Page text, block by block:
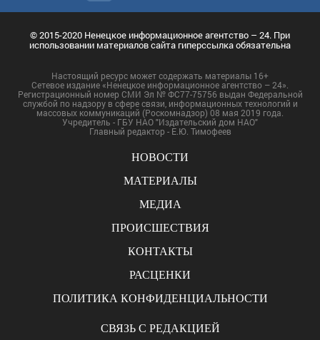
© 2015-2020 Ненецкое информационное агентство – 24. При
использовании материалов сайта гиперссылка обязательна
Настоящий ресурс может содержать материалы 16+
Сетевое издание «Ненецкое информационное агентство – 24».
Регистрационный номер СМИ Эл № ФС77-75756 выдан Федеральной
службой по надзору в сфере связи, информационных технологий и
массовых коммуникаций (Роскомнадзор) 08 мая 2019 года.
Учредитель - ГБУ НАО "Издательский дом НАО"
Главный редактор - Е.Ю. Тимофеев
НОВОСТИ
МАТЕРИАЛЫ
МЕДИА
ПРОИСШЕСТВИЯ
КОНТАКТЫ
РАСЦЕНКИ
ПОЛИТИКА КОНФИДЕНЦИАЛЬНОСТИ
СВЯЗЬ С РЕДАКЦИЕЙ